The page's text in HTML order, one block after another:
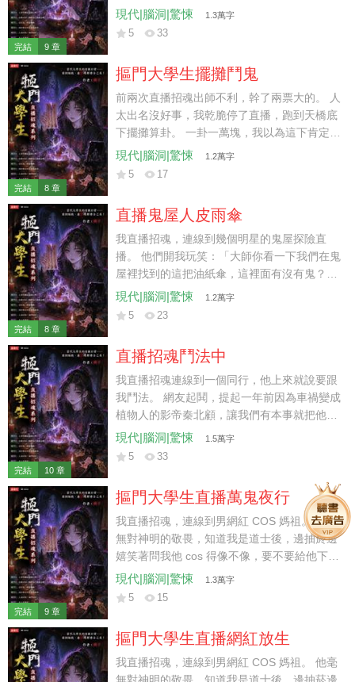
一絲小孩的辣條音: 「哥哥,我跪下來求你件事
行不行?」
完結 9 章
魂名額。 「大師，我不想招魂，我想要找一個
失蹤五年的人，你能幫我算一算嗎？」 我讓對
犧牲了……」 八字純陰者，千人亂葬處，墳前
冒死水，鬼樹聚陰氣，煉就白毛僵。 這事棘手
了……
現代|腦洞|驚悚 1.3萬字
5 33
完結 8 章
摳門大學生擺攤鬥鬼
前兩次直播招魂出師不利，幹了兩票大的。 人
太出名沒好事，我乾脆停了直播，跑到天橋底
下擺攤算卦。 一卦一萬塊，我以為這下肯定沒
有人上鉤，我能圖個清靜了。 結果，昔日金融
大鱷來到我攤位前，他把全身僅剩的一萬塊轉
劫，命喪美人懷。 兄弟，你離死不遠啦！
現代|腦洞|驚悚 1.2萬字
5 17
完結 8 章
直播鬼屋人皮雨傘
我直播招魂，連線到幾個明星的鬼屋探險直
播。 他們開我玩笑：「大師你看一下我們在鬼
屋裡找到的這把油紙傘，這裡面有沒有鬼？」
我看著在他們身後重復喊著「把傘還我」的女
鬼，面色大變。 「那是鬼的人皮血傘，快還給
現代|腦洞|驚悚 1.2萬字
5 23
完結 10 章
直播招魂鬥法中
我直播招魂連線到一個同行，他上來就說要跟
我鬥法。 網友起鬨，提起一年前因為車禍變成
植物人的影帝秦北顧，讓我們有本事就把他弄
醒。 「想要他醒，停掉他的藥，報警抓他經紀
人就行。」 我話剛說完，對方卻嘲笑我學藝不
法叫魂，卻招來遊蕩的厲鬼。 我一驚，連忙阻
止：「快停下，一體兩魂要人命，請鬼容易送
鬼難。」
現代|腦洞|驚悚 1.5萬字
5 33
完結 9 章
摳門大學生直播萬鬼夜行
我直播招魂，連線到男網紅 COS 媽祖。 他毫
無對神明的敬畏，知道我是道士後，邊抽菸邊
嬉笑著問我他 cos 得像不像，要不要給他下跪
磕頭上柱香。 我反過來對他說道：「我觀你印
堂發黑要倒血黴了，不如你給我下跪磕頭，我
則是憤怒群攻我，罵我詛咒人，直接把我的賬
號給舉報了。 沒想到幾天後，因為我懶得解封
賬號繼續直播，害我封號的粉絲們卻在網上眾
現代|腦洞|驚悚 1.3萬字
5 15
摳門大學生直播網紅放生
我直播招魂，連線到男網紅 COS 媽祖。 他毫